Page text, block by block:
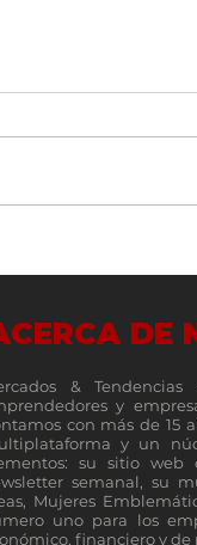
la
DE
&
y
con más de 15
y un
su sitio web
semanal, su
Mujeres
uno para los
financiero y de